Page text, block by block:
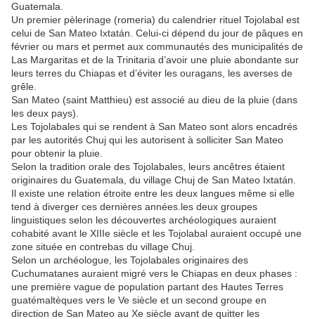
Guatemala.
Un premier pèlerinage (romeria) du calendrier rituel Tojolabal est
celui de San Mateo Ixtatán. Celui-ci dépend du jour de pâques en
février ou mars et permet aux communautés des municipalités de
Las Margaritas et de la Trinitaria d’avoir une pluie abondante sur
leurs terres du Chiapas et d’éviter les ouragans, les averses de
grêle.
San Mateo (saint Matthieu) est associé au dieu de la pluie (dans
les deux pays).
Les Tojolabales qui se rendent à San Mateo sont alors encadrés
par les autorités Chuj qui les autorisent à solliciter San Mateo
pour obtenir la pluie.
Selon la tradition orale des Tojolabales, leurs ancêtres étaient
originaires du Guatemala, du village Chuj de San Mateo Ixtatán.
Il existe une relation étroite entre les deux langues même si elle
tend à diverger ces dernières années.les deux groupes
linguistiques selon les découvertes archéologiques auraient
cohabité avant le XIIIe siècle et les Tojolabal auraient occupé une
zone située en contrebas du village Chuj.
Selon un archéologue, les Tojolabales originaires des
Cuchumatanes auraient migré vers le Chiapas en deux phases :
une première vague de population partant des Hautes Terres
guatémaltèques vers le Ve siècle et un second groupe en
direction de San Mateo au Xe siècle avant de quitter les